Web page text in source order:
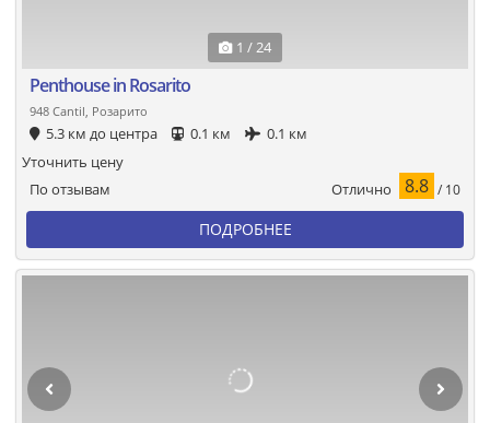
1 / 24
Penthouse in Rosarito
948 Cantil, Розарито
5.3 км до центра 0.1 км 0.1 км
По отзывам Отлично 8.8 / 10
Уточнить цену
ПОДРОБНЕЕ